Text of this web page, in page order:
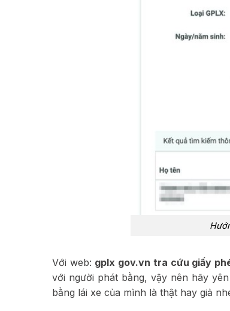
Với web: gplx gov.vn tra cứu giấy
với người phát bằng, vậy nên hãy
bằng lái xe của mình là thật hay giả